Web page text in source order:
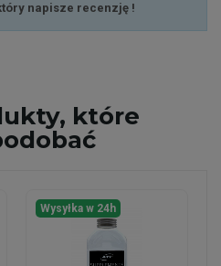
napisze recenzję !
które
Wysyłka w 24h